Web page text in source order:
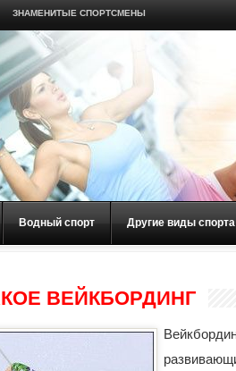
ЗНАМЕНИТЫЕ СПОРТСМЕНЫ
Водный спорт Другие виды спорта
ВЕЙКБОРДИНГ